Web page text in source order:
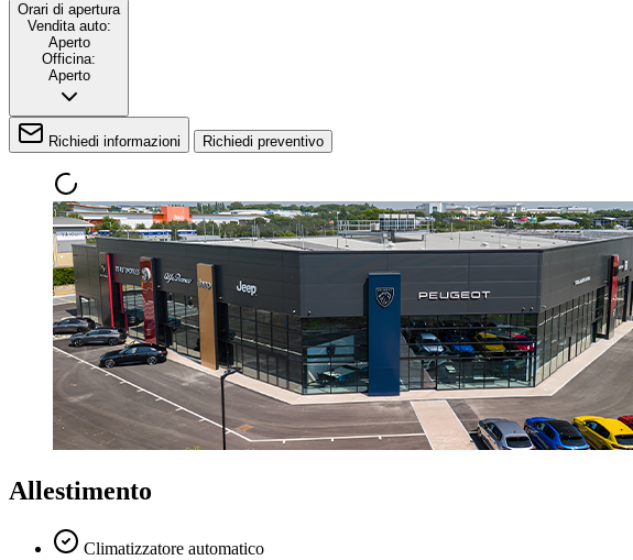
Orari di apertura
Vendita auto:
Aperto
Officina:
Aperto
Richiedi informazioni Richiedi preventivo
Allestimento
Climatizzatore automatico